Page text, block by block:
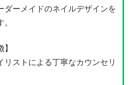
ダーメイドのネイルデザインを
リストによる丁寧なカウンセリ